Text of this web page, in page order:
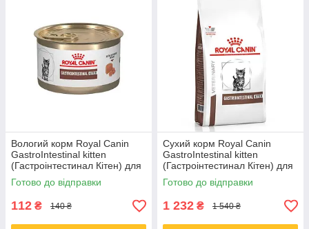
Вологий корм Royal Canin
GastroIntestinal kitten
(Гастроінтестинал Кітен) для
кошенят 195 гр
Готово до відправки
112 ₴ 140 ₴
Сухий корм Royal Canin
GastroIntestinal kitten
(Гастроінтестинал Кітен) для
кішок 2 КГ
Готово до відправки
1 232 ₴ 1 540 ₴